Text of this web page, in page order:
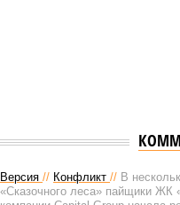
Версия // Конфликт // В
«Сказочного леса» пайщики ЖК